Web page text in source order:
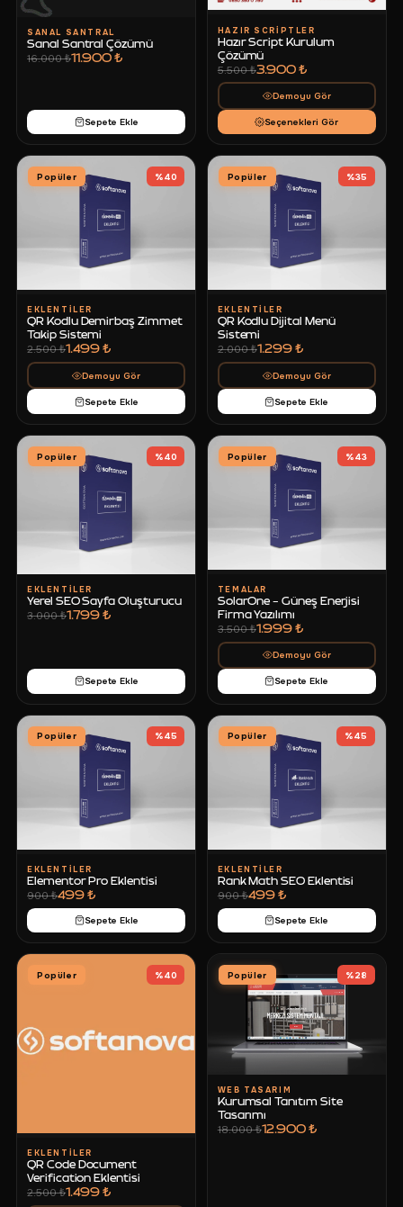
SANAL SANTRAL
Sanal Santral Çözümü
16.000 ₺11.900 ₺
Sepete Ekle
HAZIR SCRIPTLER
Hazır Script Kurulum
Çözümü
5.500 ₺3.900 ₺
Demoyu Gör
Seçenekleri Gör
Popüler %40
EKLENTILER
QR Kodlu Demirbaş Zimmet
Takip Sistemi
2.500 ₺1.499 ₺
Demoyu Gör
Sepete Ekle
Popüler %35
EKLENTILER
QR Kodlu Dijital Menü
Sistemi
2.000 ₺1.299 ₺
Demoyu Gör
Sepete Ekle
Popüler %40
EKLENTILER
Yerel SEO Sayfa Oluşturucu
3.000 ₺1.799 ₺
Sepete Ekle
Popüler %43
TEMALAR
SolarOne - Güneş Enerjisi
Firma Yazılımı
3.500 ₺1.999 ₺
Demoyu Gör
Sepete Ekle
Popüler %45
EKLENTILER
Elementor Pro Eklentisi
900 ₺499 ₺
Sepete Ekle
Popüler %45
EKLENTILER
Rank Math SEO Eklentisi
900 ₺499 ₺
Sepete Ekle
Popüler %40
EKLENTILER
QR Code Document
Verification Eklentisi
2.500 ₺1.499 ₺
Popüler %28
WEB TASARIM
Kurumsal Tanıtım Site
Tasarımı
18.000 ₺12.900 ₺